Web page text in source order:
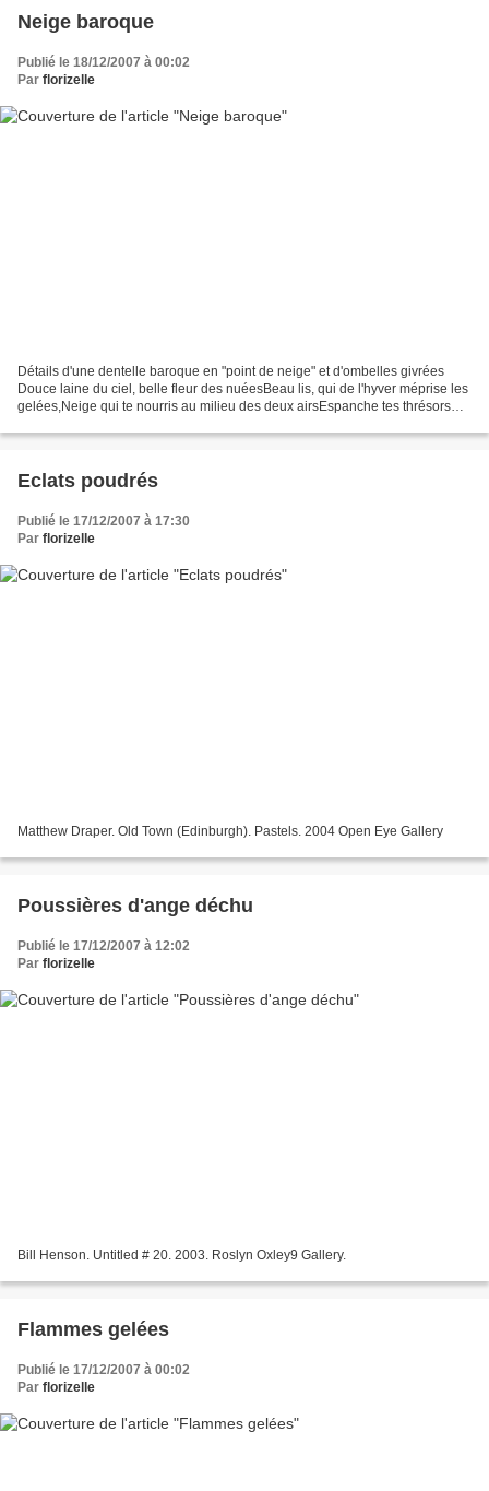
Neige baroque
Publié le 18/12/2007 à 00:02
Par florizelle
Détails d'une dentelle baroque en "point de neige" et d'ombelles givrées
Douce laine du ciel, belle fleur des nuéesBeau lis, qui de l'hyver méprise les
gelées,Neige qui te nourris au milieu des deux airsEspanche tes thrésors
Eclats poudrés
Publié le 17/12/2007 à 17:30
Par florizelle
Matthew Draper. Old Town (Edinburgh). Pastels. 2004 Open Eye Gallery
Poussières d'ange déchu
Publié le 17/12/2007 à 12:02
Par florizelle
Bill Henson. Untitled # 20. 2003. Roslyn Oxley9 Gallery.
Flammes gelées
Publié le 17/12/2007 à 00:02
Par florizelle